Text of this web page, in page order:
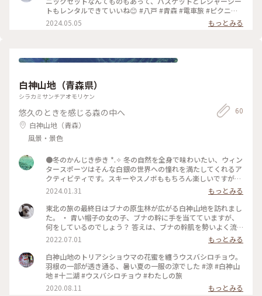
トもレンタルできていいね😊 #八戸 #青森 #電車旅 #ピクニッ
ク #絶景 #絶景ドライブ #キャンプ #海の見える景色
2024.05.05 もっとみる
白神山地（青森県）
シラカミサンチアオモリケン
悠久のときを感じる森の中へ
白神山地（青森）
風景・景色
60
●冬のかんじき歩き *⁠.⁠✧ 冬の自然を全身で味わいたい、ウィン
タースポーツはそんな白銀の世界への憧れを満たしてくれるア
クティビティです。スキーやスノボももちろん楽しいですが、
時には天然の山に分け入ってみるのはいかがでしょうか。天
然、だけど安全…ガイドさんが雪の白神山地を案内してくれる
スノートレッキングについてご紹介します。 醍醐味*⁠.⁠✧ 白神
山地およびスノートレッキングならでは、と感じたのは野生生
物との出会いです。ガイドさんの声につられ空を仰ぐとクマタ
カが優雅に舞っていて、また別の場所ではテンが駆けていきま
した。クマタカのかっこよさを肉眼で見るのは難しかったです
が、ガイドさんの持っていた望遠レンズでその美しさを堪能で
きました。足跡だけでしたがカモシカもいたので、運のいい人
は出会えるかもしれません。 また、私の参加した時は晴天
だったため、登りは少し暑いくらいでした。夏なら藪が邪魔で
登れないような斜面を、自分たちで雪を階段のようにして切り
2024.01.31
もっとみる
東北の旅の最終日はブナの原生林が広がる白神山地を訪れまし
た。 ・ 青い帽子の女の子、ブナの幹に手を当てていますが、
何をしているのでしょう？ 答えは、ブナの幹肌を勢いよく流
れ落ちる水の流れを感じているのです。 これを樹幹流といい、
ネイチャーガイドさんでも一年に一度見られるかどうかの、雨
の日だけの珍しい現象だと教えてもらいました。 ・ 雨水が、
葉から枝そして幹を伝い、まるで川の流れのように大地に染み
込んでいく。そんな豊かな自然の営みを感じる事ができました
2022.07.01
もっとみる
白神山地のトリアシショウマの花蜜を纏うウスバシロチョウ。
羽根の一部が透き通る、暑い夏の一服の涼でした #涼 #白神山
地 #十二湖 #ウスバシロチョウ #わたしの旅
2020.08.11
もっとみる